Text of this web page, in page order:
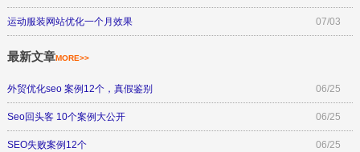
运动服装网站优化一个月效果 07/03
最新文章MORE>>
外贸优化seo 案例12个，真假鉴别 06/25
Seo回头客 10个案例大公开 06/25
SEO失败案例12个 06/25